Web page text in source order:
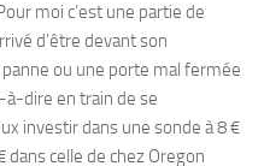
moi c’est une partie de
d’être devant son
ou une porte mal fermée
à-dire en train de se
investir dans une sonde à 8 €
celle de chez Oregon